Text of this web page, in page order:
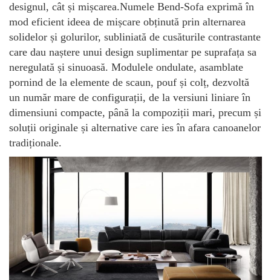
designul, cât și mișcarea.Numele Bend-Sofa exprimă în
mod eficient ideea de mișcare obținută prin alternarea
solidelor și golurilor, subliniată de cusăturile contrastante
care dau naștere unui design suplimentar pe suprafața sa
neregulată și sinuoasă. Modulele ondulate, asamblate
pornind de la elemente de scaun, pouf și colț, dezvoltă
un număr mare de configurații, de la versiuni liniare în
dimensiuni compacte, până la compoziții mari, precum și
soluții originale și alternative care ies în afara canoanelor
tradiționale.